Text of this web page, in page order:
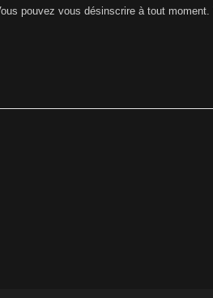
pouvez vous désinscrire à tout